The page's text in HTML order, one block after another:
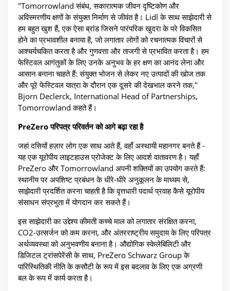
"Tomorrowland संबंध, सकारात्मक जीवन दृष्टिकोण और
अविस्मरणीय क्षणों के संयुक्त निर्माण से जीवंत है। Lidl के साथ साझेदारी से
हम बहुत खुश हैं, एक ऐसा ब्रांड जिसने पारंपरिक खुदरा के परे विकसित
होने का प्रभावशील बनाया है, जो लगातार लोगों को रचनात्मक विचारों से
आश्चर्यचकित करता है और गुणवत्ता और ताजगी से प्रभावित करता है। हम
फेस्टिवल आगंतुकों के लिए उनके अनुभव के हर क्षण का आनंद लेना और
आसान बनाना चाहते हैं: संयुक्त भोजन से लेकर नए उत्पादों की खोज तक
और पूरे फेस्टिवल यात्रा के दौरान एक दूसरे की देखभाल करने तक,"
Bjorn Declerck, International Head of Partnerships,
Tomorrowland कहते हैं।
PreZero परिपत्र परिवर्तन को आगे बढ़ा रहा है
जहां दसियों हज़ार लोग एक साथ आते हैं, वहाँ अस्थायी महानगर बनते हैं -
यह एक यूरोपीय लाइटहाउस प्रोजेक्ट के लिए आदर्श वातावरण है। यहाँ
PreZero और Tomorrowland अपनी शक्तियों का उपयोग करते हैं:
स्थानीय पर अपशिष्ट प्रबंधन के धीरे-धीरे अनुकूलन के माध्यम से,
साझेदारी प्रदर्शित करना चाहती है कि वृत्तधारी पदार्थ प्रवाह कैसे यूरोपीय
संसाधन संप्रभुता में योगदान कर सकते हैं।
इस साझेदारी का उद्देश्य कीमती कच्चे माल को लगातार संरक्षित करना,
CO2-उत्सर्जन को कम करना, और अंतरराष्ट्रीय समुदाय के लिए परिपत्र
अर्थव्यवस्था को अनुभवणीय बनाना है। औद्योगिक स्केलेबिलिटी और
डिजिटल ट्रांसपेरेंसी के साथ, PreZero Schwarz Group के
पारिस्थितिकी नीति के कसौटी के रूप में इस बदलाव के लिए एक अग्रणी
बल के रूप में कार्य करता है।